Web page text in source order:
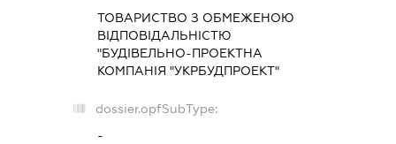
ТОВАРИСТВО З ОБМЕЖЕНОЮ
ВІДПОВІДАЛЬНІСТЮ
"БУДІВЕЛЬНО-ПРОЕКТНА
КОМПАНІЯ "УКРБУДПРОЕКТ"
dossier.opfSubType:
-